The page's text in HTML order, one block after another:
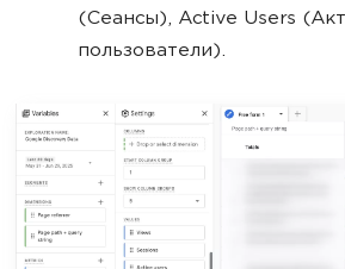
(Сеансы), Active Users
пользователи).